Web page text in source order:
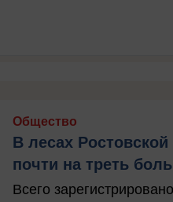
Общество
В лесах
почти на треть
Всего